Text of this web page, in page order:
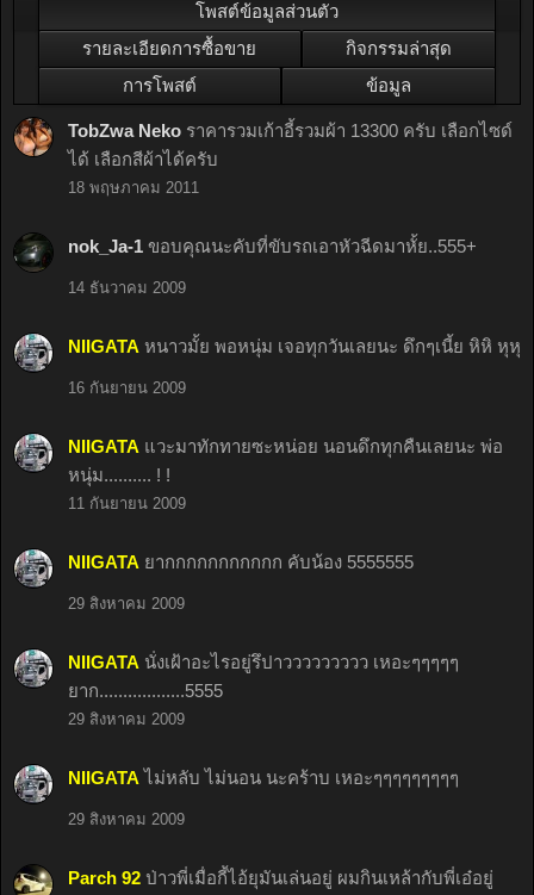
โพสต์ข้อมูลส่วนตัว
รายละเอียดการซื้อขาย
กิจกรรมล่าสุด
การโพสต์
ข้อมูล
TobZwa Neko ราคารวมเก้าอี้รวมผ้า 13300 ครับ เลือกไซด์
ได้ เลือกสีผ้าได้ครับ
18 พฤษภาคม 2011
nok_Ja-1 ขอบคุณนะคับที่ขับรถเอาหัวฉีดมาหั้ย..555+
14 ธันวาคม 2009
NIIGATA หนาวมั้ย พอหนุ่ม เจอทุกวันเลยนะ ดึกๆเนี้ย หิหิ หุหุ
16 กันยายน 2009
NIIGATA แวะมาทักทายซะหน่อย นอนดึกทุกคืนเลยนะ พ่อ
หนุ่ม.......... ! !
11 กันยายน 2009
NIIGATA ยากกกกกกกกกกก คับน้อง 5555555
29 สิงหาคม 2009
NIIGATA นั่งเฝ้าอะไรอยู่รึปาววววววววว เหอะๆๆๆๆๆ
ยาก..................5555
29 สิงหาคม 2009
NIIGATA ไม่หลับ ไม่นอน นะคร้าบ เหอะๆๆๆๆๆๆๆๆๆ
29 สิงหาคม 2009
Parch 92 ป่าวพี่เมื่อกี้ไอ้ยุมันเล่นอยู่ ผมกินเหล้ากับพี่เอ๋อยู่